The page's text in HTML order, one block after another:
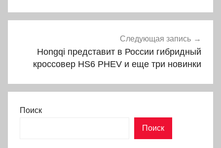
Следующая запись
Hongqi представит в России гибридный
кроссовер HS6 PHEV и еще три новинки
Поиск
Поиск